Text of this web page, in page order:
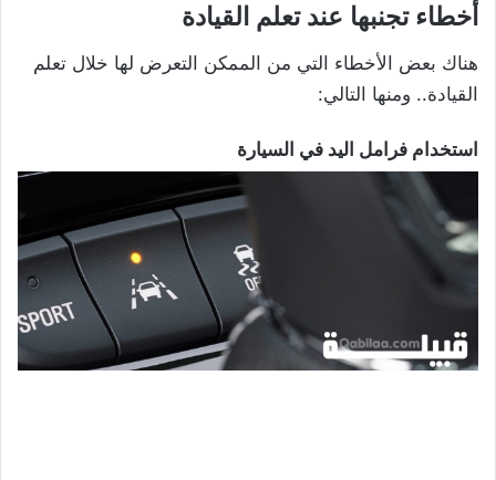
أخطاء تجنبها عند تعلم القيادة
هناك بعض الأخطاء التي من الممكن التعرض لها خلال تعلم
القيادة.. ومنها التالي:
استخدام فرامل اليد في السيارة